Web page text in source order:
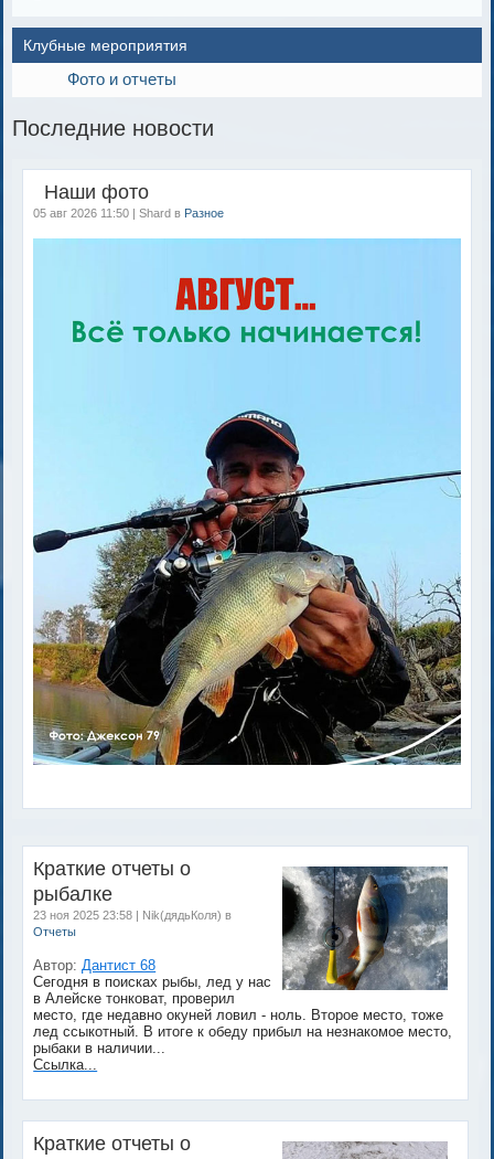
Клубные мероприятия
Фото и отчеты
Последние новости
Наши фото
05 авг 2026 11:50 | Shard в Разное
Краткие отчеты о
рыбалке
23 ноя 2025 23:58 | Nik(дядьКоля) в
Отчеты
Автор: Дантист 68
Сегодня в поисках рыбы, лед у нас
в Алейске тонковат, проверил
место, где недавно окуней ловил - ноль. Второе место, тоже
лед ссыкотный. В итоге к обеду прибыл на незнакомое место,
рыбаки в наличии...
Ссылка...
Краткие отчеты о